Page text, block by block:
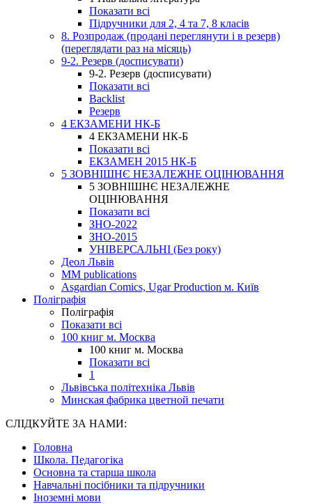
Показати всі
Підручники для 2, 4 та 7, 8 класів
8. Розпродаж (продані переглянути і в резерв)
(переглядати раз на місяць)
9-2. Резерв (досписувати)
9-2. Резерв (досписувати)
Показати всі
Backlist
Резерв
4 ЕКЗАМЕНИ НК-Б
4 ЕКЗАМЕНИ НК-Б
Показати всі
ЕКЗАМЕН 2015 НК-Б
5 ЗОВНІШНЄ НЕЗАЛЕЖНЕ ОЦІНЮВАННЯ
5 ЗОВНІШНЄ НЕЗАЛЕЖНЕ
ОЦІНЮВАННЯ
Показати всі
ЗНО-2022
ЗНО-2015
УНІВЕРСАЛЬНІ (Без року)
Деол Львів
MM publications
Asgardian Comics, Ugar Production м. Київ
Поліграфія
Поліграфія
Показати всі
100 книг м. Москва
100 книг м. Москва
Показати всі
1
Львівська політехніка Львів
Минская фабрика цветной печати
СЛІДКУЙТЕ ЗА НАМИ:
Головна
Школа. Педагогіка
Основна та старша школа
Навчальні посібники та підручники
Іноземні мови